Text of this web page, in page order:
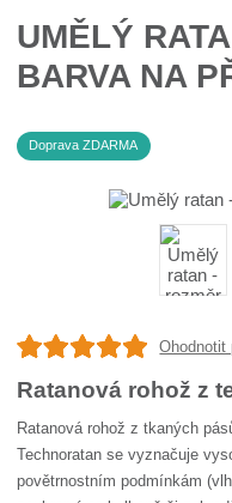
UMĚLÝ
BARVA NA
Doprava ZDARMA
Ohodnotit
Ratanová rohož z
Ratanová rohož z tkaných
Technoratan se vyznačuje
povětrnostním podmínkám